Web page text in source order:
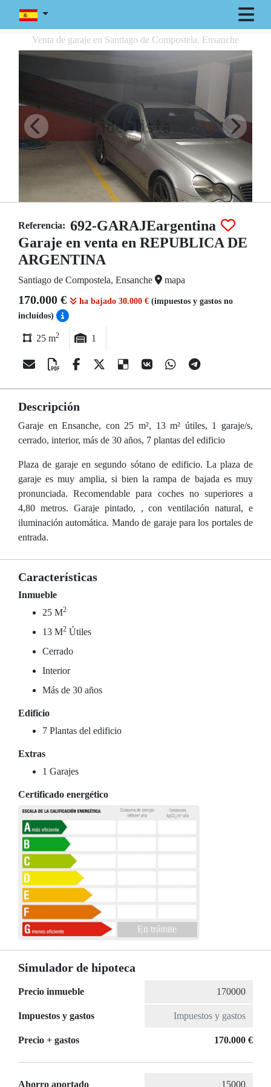
Venta de garaje en Santiago de Compostela, Ensanche
Referencia: 692-GARAJEargentina
Garaje en venta en REPUBLICA DE
ARGENTINA
Santiago de Compostela, Ensanche mapa
170.000 € ha bajado 30.000 € (impuestos y gastos no
incluídos)
25 m2 1
Descripción
Garaje en Ensanche, con 25 m², 13 m² útiles, 1 garaje/s,
cerrado, interior, más de 30 años, 7 plantas del edificio
Plaza de garaje en segundo sótano de edificio. La plaza de
garaje es muy amplia, si bien la rampa de bajada es muy
pronunciada. Recomendable para coches no superiores a
4,80 metros. Garaje pintado, , con ventilación natural, e
iluminación automática. Mando de garaje para los portales de
entrada.
Características
Inmueble
25 M2
13 M2 Útiles
Cerrado
Interior
Más de 30 años
Edificio
7 Plantas del edificio
Extras
1 Garajes
Certificado energético
En trámite
Simulador de hipoteca
Precio inmueble
Impuestos y gastos
Precio + gastos 170.000 €
Ahorro aportado